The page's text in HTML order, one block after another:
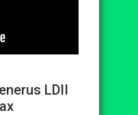
LDII